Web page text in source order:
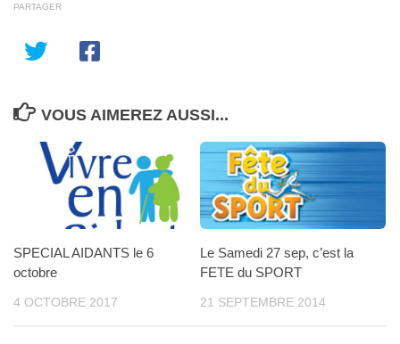
PARTAGER
VOUS AIMEREZ AUSSI...
SPECIAL AIDANTS le 6
octobre
4 OCTOBRE 2017
Le Samedi 27 sep, c’est la
FETE du SPORT
21 SEPTEMBRE 2014